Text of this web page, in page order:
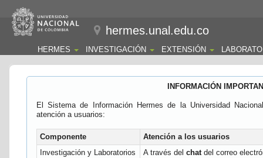
hermes.unal.edu.co
HERMES INVESTIGACIÓN EXTENSIÓN
INFORMACIÓN
El Sistema de Información Hermes de la Universidad
atención a usuarios:
Componente
Atención a los usuarios
Investigación y Laboratorios
A través del chatdel correo